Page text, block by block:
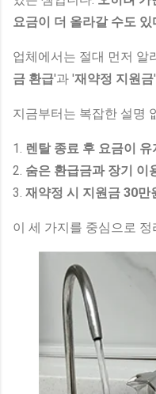
요금이 더 올라갈 수도
업체에서는 절대 먼저 알
금 환급'과 '재약정 지원금
지금부터는 복잡한 설명
1. 렌탈 종료 후 요금이
2. 숨은 환급금과 장기 이
3. 재약정 시 지원금 30만
이 세 가지를 중심으로